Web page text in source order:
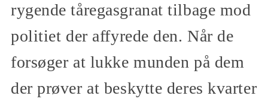
rygende tåregasgranat tilbage mod
politiet der affyrede den. Når de
forsøger at lukke munden på dem
der prøver at beskytte deres kvarter